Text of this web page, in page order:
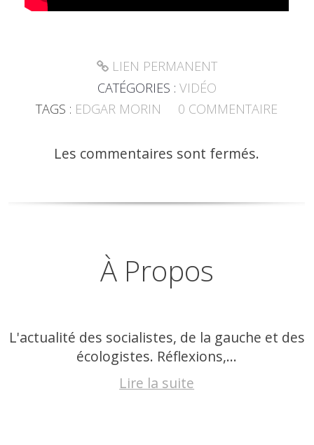
LIEN PERMANENT
CATÉGORIES : VIDÉO
TAGS : EDGAR MORIN 0 COMMENTAIRE
Les commentaires sont fermés.
À Propos
L'actualité des socialistes, de la gauche et des
écologistes. Réflexions,...
Lire la suite